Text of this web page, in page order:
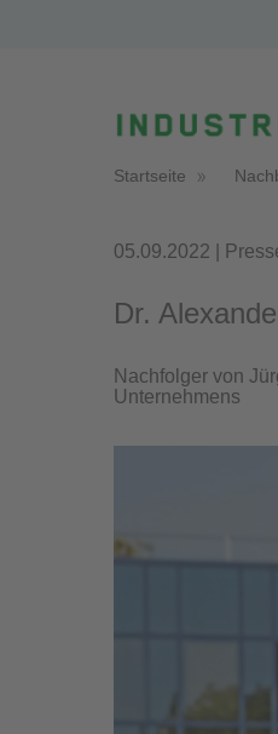
Startseite
05.09.2022 |
Dr.
Nachfolger von
Unternehmens